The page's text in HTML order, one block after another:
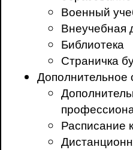
Военный
Внеучебная
Библиотека
Страничка
Дополнительное
Расписание